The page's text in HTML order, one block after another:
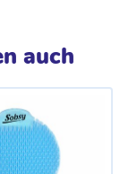
auch